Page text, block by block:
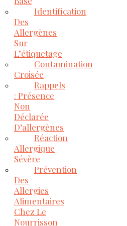
Identification
Des
Allergènes
Sur
L’étiquetage
Contamination
Croisée
Rappels
: Présence
Non
Déclarée
D’allergènes
Réaction
Allergique
Sévère
Prévention
Des
Allergies
Alimentaires
Chez Le
Nourrisson